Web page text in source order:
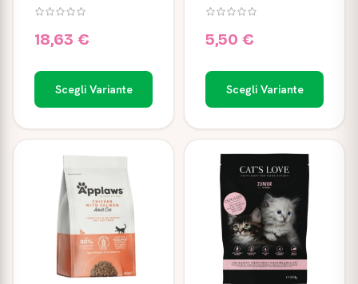
18,63 €
Scegli Variante
5,50 €
Scegli Variante